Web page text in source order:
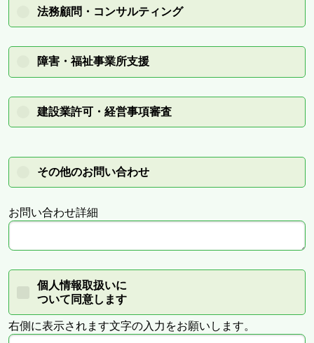
法務顧問・コンサルティング
障害・福祉事業所支援
建設業許可・経営事項審査
その他のお問い合わせ
お問い合わせ詳細
個人情報取扱いに
ついて同意します
右側に表示されます文字の入力をお願いします。